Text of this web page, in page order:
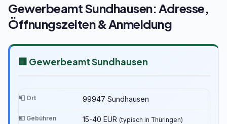
Gewerbeamt Sundhausen: Adresse,
Öffnungszeiten & Anmeldung
🏢 Gewerbeamt Sundhausen
📮 Ort 99947 Sundhausen
💶 Gebühren 15-40 EUR (typisch in Thüringen)